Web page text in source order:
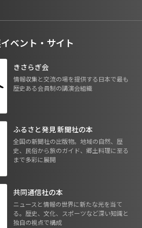
ベント・サイト
きさらぎ会
情報収集と交流の場を提供する日本で最も
歴史ある会員制の講演会組織
ふるさと発見 新聞社の本
全国の新聞社の出版物。地域の自然、歴
史、民俗から旅のガイド、郷土料理に至る
まで多彩に展開
共同通信社の本
ニュースと情報の世界に新たな光を当て
る。歴史、文化、スポーツなど深い知識と
独自の視点で構成